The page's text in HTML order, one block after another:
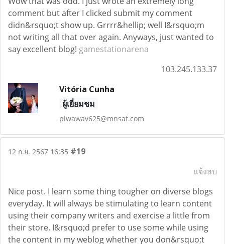
comment but after I clicked submit my comment
didn&rsquo;t show up. Grrrr&hellip; well I&rsquo;m
not writing all that over again. Anyways, just wanted to
say excellent blog! gamestationarena
103.245.133.37
Vitória Cunha
ผู้เยี่ยมชม
piwawav625@mnsaf.com
12 ก.ย. 2567 16:35 #19
แจ้งลบ
Nice post. I learn some thing tougher on diverse blogs
everyday. It will always be stimulating to learn content
using their company writers and exercise a little from
their store. I&rsquo;d prefer to use some while using
the content in my weblog whether you don&rsquo;t